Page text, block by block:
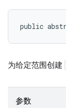
public
为给定范围创建
参数